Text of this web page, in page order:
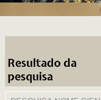
Resultado da
pesquisa